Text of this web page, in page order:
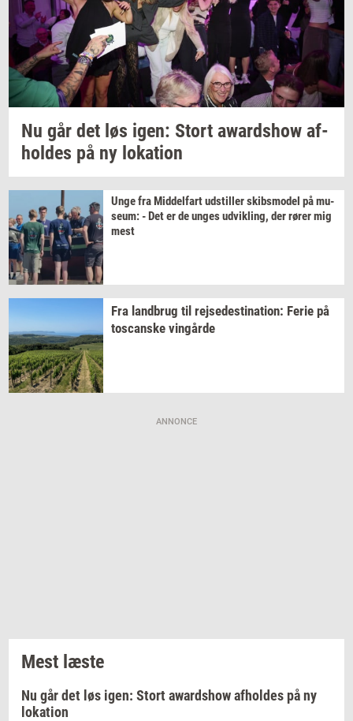
Nu går det løs igen: Stort awards­how af­
hol­des på ny lo­ka­tion
Unge fraMid­del­fartud­stil­lerskibs­mo­del påmu­
se­um: - Det er de ungesud­vik­ling, der rører mig
mest
Fra land­brug til rej­se­desti­na­tion: Ferie på
toscan­ske vin­går­de
ANNONCE
Mest læste
Nu går det løs igen: Stort awardshow afholdes på ny
lokation